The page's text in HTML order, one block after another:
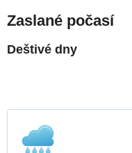
Zaslané počasí
Deštivé dny